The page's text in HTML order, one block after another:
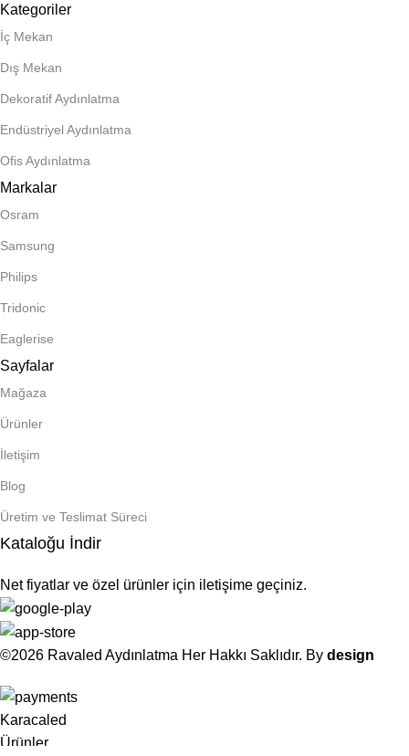
Kategoriler
İç Mekan
Dış Mekan
Dekoratif Aydınlatma
Endüstriyel Aydınlatma
Ofis Aydınlatma
Markalar
Osram
Samsung
Philips
Tridonic
Eaglerise
Sayfalar
Mağaza
Ürünler
İletişim
Blog
Üretim ve Teslimat Süreci
Kataloğu İndir
Net fiyatlar ve özel ürünler için iletişime geçiniz.
©2026 Ravaled Aydınlatma Her Hakkı Saklıdır. By design
Karacaled
Ürünler